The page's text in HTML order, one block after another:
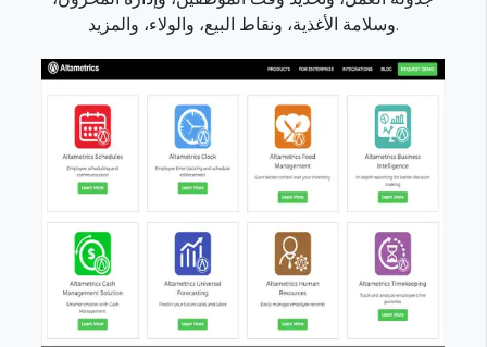
وسلامة الأغذية، ونقاط البيع، والولاء، والمزيد.